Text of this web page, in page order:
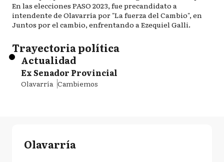
En las elecciones PASO 2023, fue precandidato a
intendente de Olavarría por "La fuerza del Cambio", en
Juntos por el cambio, enfrentando a Ezequiel Galli.
Trayectoria política
Actualidad
Ex Senador Provincial
Olavarría Cambiemos
Olavarría